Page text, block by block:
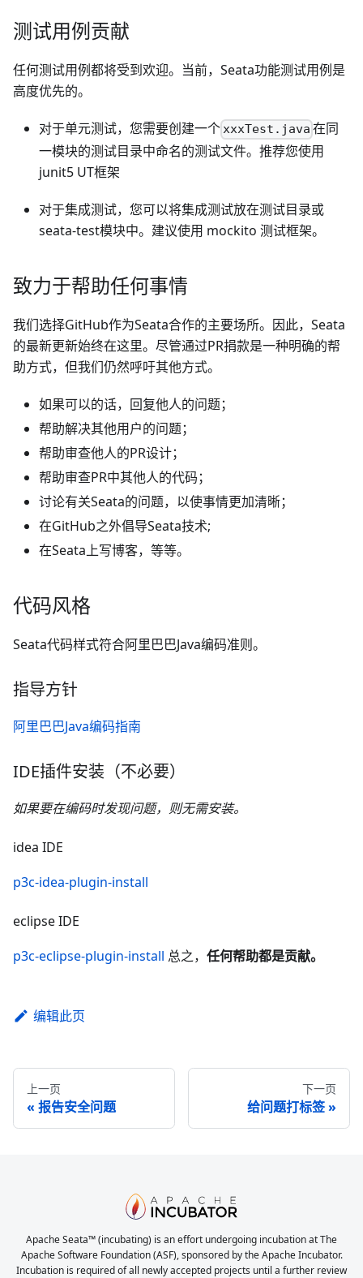
测试用例贡献
任何测试用例都将受到欢迎。当前，Seata功能测试用例是
高度优先的。
对于单元测试，您需要创建一个xxxTest.java 在同
一模块的测试目录中命名的测试文件。推荐您使用
junit5 UT框架
对于集成测试，您可以将集成测试放在测试目录或
seata-test模块中。建议使用 mockito 测试框架。
致力于帮助任何事情
我们选择GitHub作为Seata合作的主要场所。因此，Seata
的最新更新始终在这里。尽管通过PR捐款是一种明确的帮
助方式，但我们仍然呼吁其他方式。
如果可以的话，回复他人的问题；
帮助解决其他用户的问题；
帮助审查他人的PR设计；
帮助审查PR中其他人的代码；
讨论有关Seata的问题，以使事情更加清晰；
在GitHub之外倡导Seata技术;
在Seata上写博客，等等。
代码风格
Seata代码样式符合阿里巴巴Java编码准则。
指导方针
阿里巴巴Java编码指南
IDE插件安装（不必要）
如果要在编码时发现问题，则无需安装。
idea IDE
p3c-idea-plugin-install
eclipse IDE
p3c-eclipse-plugin-install 总之， 任何帮助都是贡献。
编辑此页
上一页
报告安全问题
下一页
给问题打标签
Apache Seata™ (incubating) is an effort undergoing incubation at The
Apache Software Foundation (ASF), sponsored by the Apache Incubator.
Incubation is required of all newly accepted projects until a further review